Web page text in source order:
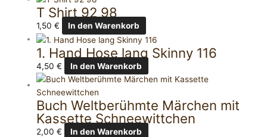
T Shirt 92 98
1,50€ In den Warenkorb
1. Hand Hose lang Skinny 116
4,50€ In den Warenkorb
Buch Weltberühmte Märchen mit
Kassette Schneewittchen
2,00€ In den Warenkorb